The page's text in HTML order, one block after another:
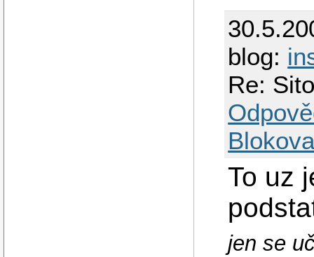
blog:
Re:
To uz
jen se